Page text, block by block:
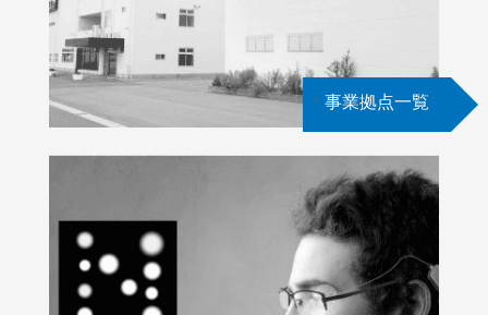
事業拠点一覧